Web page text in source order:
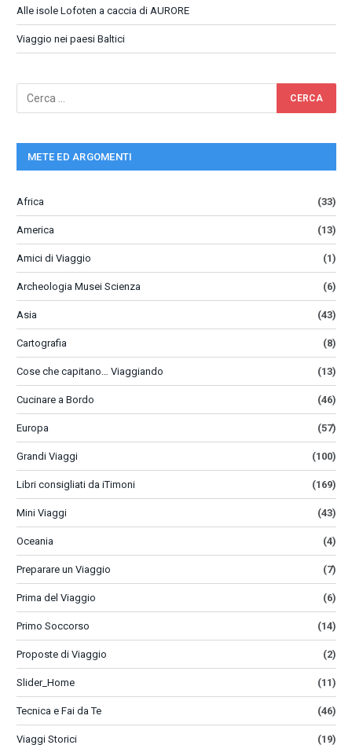
Alle isole Lofoten a caccia di AURORE
Viaggio nei paesi Baltici
METE ED ARGOMENTI
Africa (33)
America (13)
Amici di Viaggio (1)
Archeologia Musei Scienza (6)
Asia (43)
Cartografia (8)
Cose che capitano… Viaggiando (13)
Cucinare a Bordo (46)
Europa (57)
Grandi Viaggi (100)
Libri consigliati da iTimoni (169)
Mini Viaggi (43)
Oceania (4)
Preparare un Viaggio (7)
Prima del Viaggio (6)
Primo Soccorso (14)
Proposte di Viaggio (2)
Slider_Home (11)
Tecnica e Fai da Te (46)
Viaggi Storici (19)